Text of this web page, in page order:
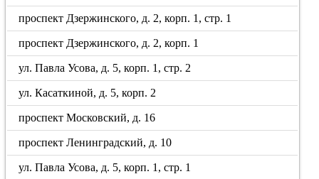
проспект Дзержинского, д. 2, корп. 1, стр. 1
проспект Дзержинского, д. 2, корп. 1
ул. Павла Усова, д. 5, корп. 1, стр. 2
ул. Касаткиной, д. 5, корп. 2
проспект Московский, д. 16
проспект Ленинградский, д. 10
ул. Павла Усова, д. 5, корп. 1, стр. 1